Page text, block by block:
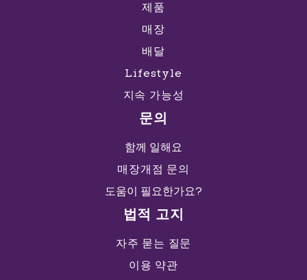
제품
매장
배달
Lifestyle
지속 가능성
문의
함께 일해요
매장개점 문의
도움이 필요한가요?
법적 고지
자주 묻는 질문
이용 약관